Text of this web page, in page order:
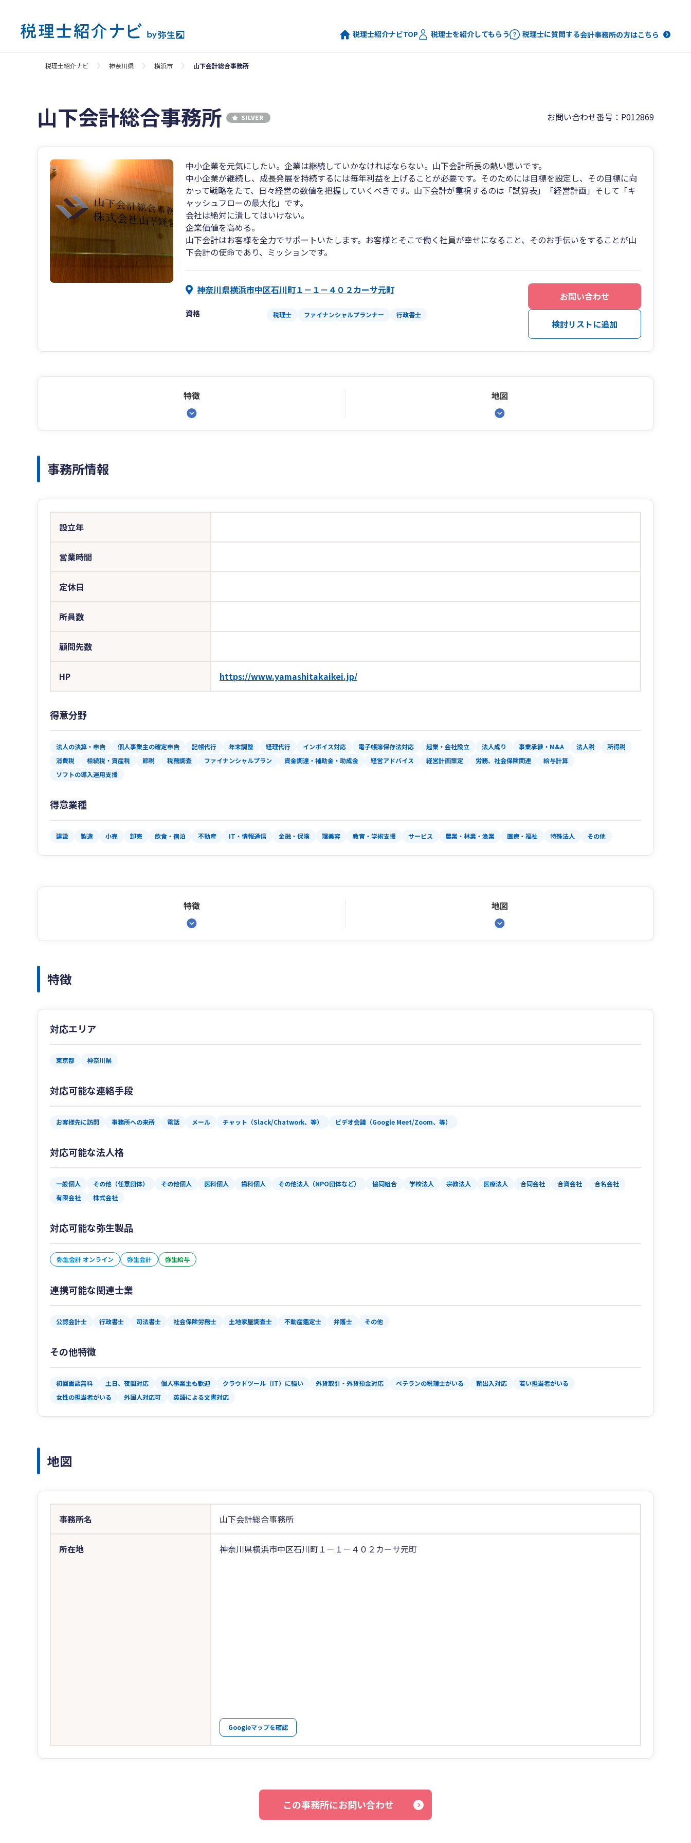
税理士紹介ナビTOP 税理士を紹介してもらう 税理士に質問する会計事務所の方はこちら
税理士紹介ナビ 神奈川県 横浜市 山下会計総合事務所
山下会計総合事務所 お問い合わせ番号：P012869
中小企業を元気にしたい。企業は継続していかなければならない。山下会計所長の熱い思いです。
中小企業が継続し、成長発展を持続するには毎年利益を上げることが必要です。そのためには目標を設定し、その目標に向
かって戦略をたて、日々経営の数値を把握していくべきです。山下会計が重視するのは「試算表」「経営計画」そして「キ
ャッシュフローの最大化」です。
会社は絶対に潰してはいけない。
企業価値を高める。
山下会計はお客様を全力でサポートいたします。お客様とそこで働く社員が幸せになること、そのお手伝いをすることが山
下会計の使命であり、ミッションです。
神奈川県横浜市中区石川町１－１－４０２カーサ元町
資格 税理士 ファイナンシャルプランナー 行政書士
お問い合わせ
検討リストに追加
特徴 地図
事務所情報
設立年
営業時間
定休日
所員数
顧問先数
HP https://www.yamashitakaikei.jp/
得意分野
法人の決算・申告 個人事業主の確定申告 記帳代行 年末調整 経理代行 インボイス対応 電子帳簿保存法対応 起業・会社設立 法人成り 事業承継・M&A 法人税
所得税
消費税
相続税・資産税 節税 税務調査 ファイナンシャルプラン 資金調達・補助金・助成金 経営アドバイス 経営計画策定 労務、社会保険関連
給与計算
ソフトの導入運用支援
得意業種
建設 製造 小売 卸売 飲食・宿泊 不動産 IT・情報通信 金融・保険 理美容 教育・学術支援 サービス 農業・林業・漁業 医療・福祉 特殊法人 その他
特徴 地図
特徴
対応エリア
東京都 神奈川県
対応可能な連絡手段
お客様先に訪問 事務所への来所 電話 メール チャット（Slack/Chatwork、等） ビデオ会議（Google Meet/Zoom、等）
対応可能な法人格
一般個人 その他（任意団体） その他個人 医科個人 歯科個人 その他法人（NPO団体など） 協同組合 学校法人 宗教法人 医療法人 合同会社 合資会社
合名会社
有限会社
株式会社
対応可能な弥生製品
弥生会計 オンライン 弥生会計 弥生給与
連携可能な関連士業
公認会計士 行政書士 司法書士 社会保険労務士 土地家屋調査士 不動産鑑定士 弁護士 その他
その他特徴
初回面談無料 土日、夜間対応 個人事業主も歓迎 クラウドツール（IT）に強い 外貨取引・外貨預金対応 ベテランの税理士がいる 輸出入対応
若い担当者がいる
女性の担当者がいる
外国人対応可 英語による文書対応
地図
事務所名 山下会計総合事務所
所在地 神奈川県横浜市中区石川町１－１－４０２カーサ元町
Googleマップを確認
この事務所にお問い合わせ